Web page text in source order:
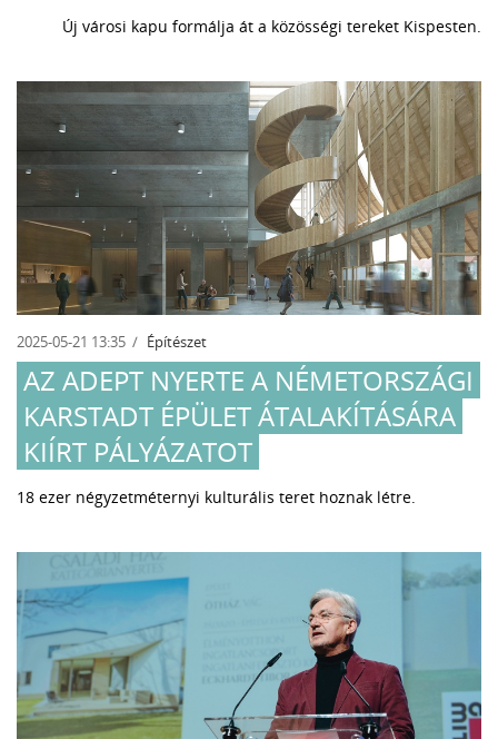
Új városi kapu formálja át a közösségi tereket Kispesten.
2025-05-21 13:35 Építészet
AZ ADEPT NYERTE A NÉMETORSZÁGI
KARSTADT ÉPÜLET ÁTALAKÍTÁSÁRA
KIÍRT PÁLYÁZATOT
18 ezer négyzetméternyi kulturális teret hoznak létre.